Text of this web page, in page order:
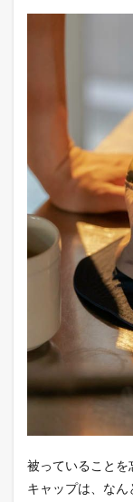
被っていること
キャップは、なん